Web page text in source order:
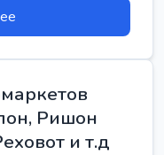
Ришон
и т.д